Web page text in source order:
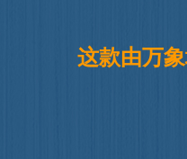
这款由万